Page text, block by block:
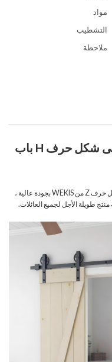
مواد
التشطيب
ملاحظة
WEKIS بدون إطار على شكل حرف H باب
يتميز باب خشب الصنوبر الصلب المصمت على شكل حرف Z من WEKIS بجودة عالية ،
طويلة الأجل لجميع العائلات.